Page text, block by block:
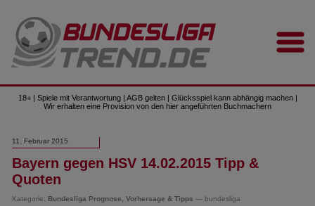
18+ | Spiele mit Verantwortung | AGB gelten | Glücksspiel kann abhängig machen |
Wir erhalten eine Provision von den hier angeführten Buchmachern
11. Februar 2015
Bayern gegen HSV 14.02.2015 Tipp &
Quoten
Kategorie: Bundesliga Prognose, Vorhersage & Tipps — bundesliga